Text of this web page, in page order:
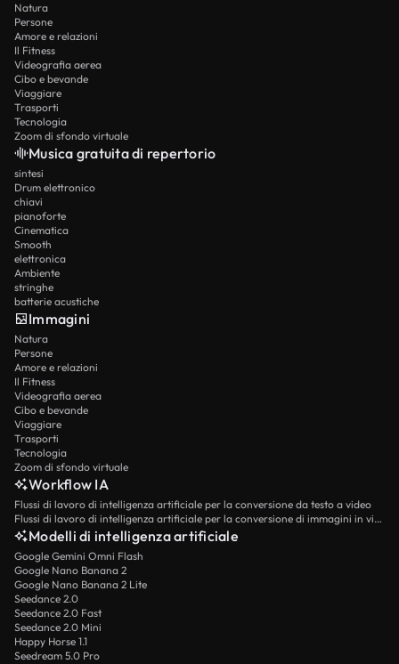
Natura
Persone
Amore e relazioni
Il Fitness
Videografia aerea
Cibo e bevande
Viaggiare
Trasporti
Tecnologia
Zoom di sfondo virtuale
Musica gratuita di repertorio
sintesi
Drum elettronico
chiavi
pianoforte
Cinematica
Smooth
elettronica
Ambiente
stringhe
batterie acustiche
Immagini
Natura
Persone
Amore e relazioni
Il Fitness
Videografia aerea
Cibo e bevande
Viaggiare
Trasporti
Tecnologia
Zoom di sfondo virtuale
Workflow IA
Flussi di lavoro di intelligenza artificiale per la conversione da testo a video
Flussi di lavoro di intelligenza artificiale per la conversione di immagini in video
Modelli di intelligenza artificiale
Google Gemini Omni Flash
Google Nano Banana 2
Google Nano Banana 2 Lite
Seedance 2.0
Seedance 2.0 Fast
Seedance 2.0 Mini
Happy Horse 1.1
Seedream 5.0 Pro